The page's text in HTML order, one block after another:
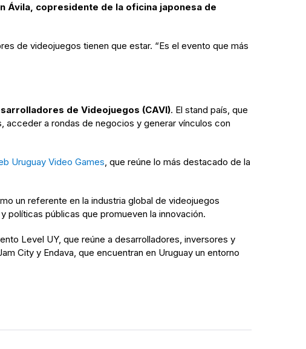
Ávila, copresidente de la oficina japonesa de
de videojuegos tienen que estar. “Es el evento que más
de Videojuegos (CAVI). El stand país, que
acceder a rondas de negocios y generar vínculos con
Uruguay Video Games, que reúne lo más destacado de la
un referente en la industria global de videojuegos
políticas públicas que promueven la innovación.
Level UY, que reúne a desarrolladores, inversores y
City y Endava, que encuentran en Uruguay un entorno